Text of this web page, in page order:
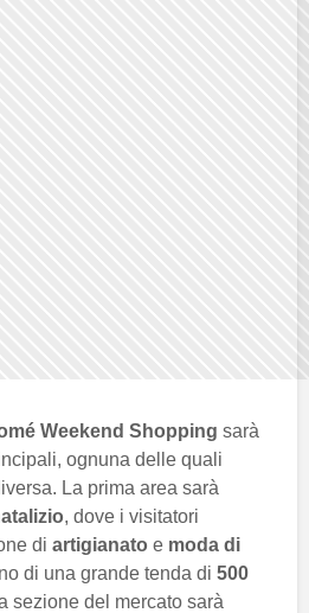
Weekend Shopping sarà
ognuna delle quali
La prima area sarà
, dove i visitatori
di artigianato e moda di
di una grande tenda di 500
sezione del mercato sarà